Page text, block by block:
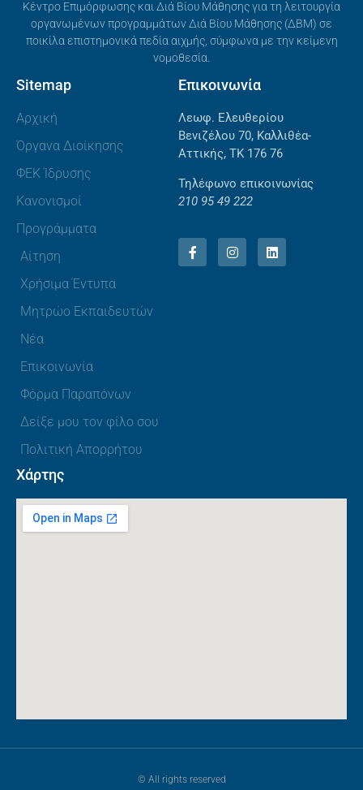
Κέντρο Επιμόρφωσης και Διά Βίου Μάθησης για τη λειτουργία
οργανωμένων προγραμμάτων Διά Βίου Μάθησης (ΔΒΜ) σε
ποικίλα επιστημονικά πεδία αιχμής, σύμφωνα με την κείμενη
νομοθεσία.
Sitemap
Αρχική
Όργανα Διοίκησης
ΦΕΚ Ίδρυσης
Κανονισμοί
Προγράμματα
Αίτηση
Χρήσιμα Έντυπα
Μητρώο Εκπαιδευτών
Νέα
Επικοινωνία
Φόρμα Παραπόνων
Δείξε μου τον φίλο σου
Πολιτική Απορρήτου
Επικοινωνία
Λεωφ. Ελευθερίου
Βενιζέλου 70, Καλλιθέα-
Αττικής, ΤΚ 176 76
Τηλέφωνο επικοινωνίας
210 95 49 222
Χάρτης
© All rights reserved